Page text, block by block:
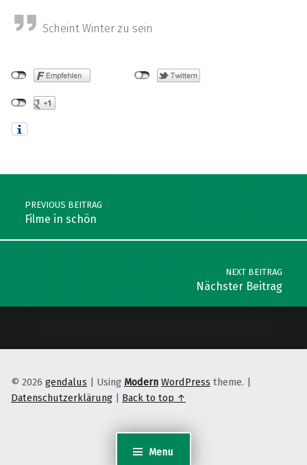
Menu
Scheint Winter zu sein
Post navigation
PREVIOUS BEITRAG
Filme in schön
NEXT BEITRAG
Nächster Beitrag
© 2026 gendalus | Using Modern WordPress theme. |
Datenschutzerklärung | Back to top ↑